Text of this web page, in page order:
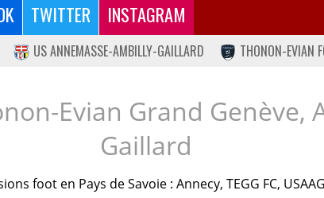
TWITTER INSTAGRAM
US ANNEMASSE-AMBILLY-GAILLARD THONON-EVIAN
Evian Grand Genève,
Gaillard
foot en Pays de Savoie : Annecy, TEGG FC,